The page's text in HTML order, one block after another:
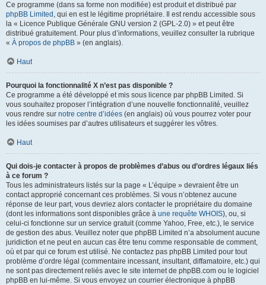
Ce programme (dans sa forme non modifiée) est produit et distribué par
phpBB Limited , qui en est le légitime propriétaire. Il est rendu accessible sous
la « Licence Publique Générale GNU version 2 (GPL-2.0) » et peut être
distribué gratuitement. Pour plus d’informations, veuillez consulter la rubrique
« À propos de phpBB » (en anglais).
Haut
Pourquoi la fonctionnalité X n’est pas disponible ?
Ce programme a été développé et mis sous licence par phpBB Limited. Si
vous souhaitez proposer l’intégration d’une nouvelle fonctionnalité, veuillez
vous rendre sur notre centre d’idées (en anglais) où vous pourrez voter pour
les idées soumises par d’autres utilisateurs et suggérer les vôtres.
Haut
Qui dois-je contacter à propos de problèmes d’abus ou d’ordres légaux liés
à ce forum ?
Tous les administrateurs listés sur la page « L’équipe » devraient être un
contact approprié concernant ces problèmes. Si vous n’obtenez aucune
réponse de leur part, vous devriez alors contacter le propriétaire du domaine
(dont les informations sont disponibles grâce à une requête WHOIS), ou, si
celui-ci fonctionne sur un service gratuit (comme Yahoo, Free, etc.), le service
de gestion des abus. Veuillez noter que phpBB Limited n’a absolument aucune
juridiction et ne peut en aucun cas être tenu comme responsable de comment,
où et par qui ce forum est utilisé. Ne contactez pas phpBB Limited pour tout
problème d’ordre légal (commentaire incessant, insultant, diffamatoire, etc.) qui
ne sont pas directement reliés avec le site internet de phpBB.com ou le logiciel
phpBB en lui-même. Si vous envoyez un courrier électronique à phpBB